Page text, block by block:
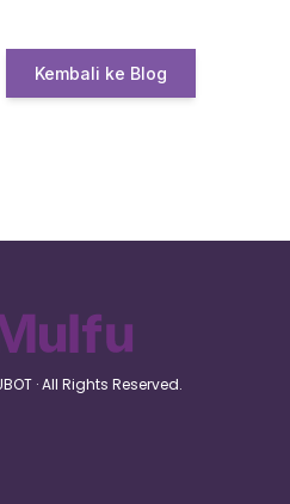
Kembali ke Blog
· All Rights Reserved.